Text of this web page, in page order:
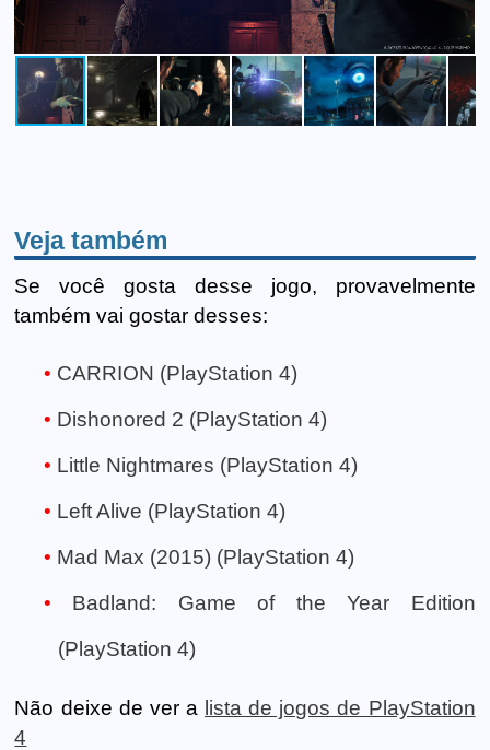
Veja também
Se você gosta desse jogo, provavelmente
também vai gostar desses:
CARRION (PlayStation 4)
Dishonored 2 (PlayStation 4)
Little Nightmares (PlayStation 4)
Left Alive (PlayStation 4)
Mad Max (2015) (PlayStation 4)
Badland: Game of the Year Edition
(PlayStation 4)
Não deixe de ver a lista de jogos de PlayStation
4